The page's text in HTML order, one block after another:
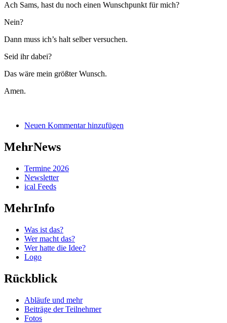
Ach Sams, hast du noch einen Wunschpunkt für mich?
Nein?
Dann muss ich’s halt selber versuchen.
Seid ihr dabei?
Das wäre mein größter Wunsch.
Amen.
Neuen Kommentar hinzufügen
MehrNews
Termine 2026
Newsletter
ical Feeds
MehrInfo
Was ist das?
Wer macht das?
Wer hatte die Idee?
Logo
Rückblick
Abläufe und mehr
Beiträge der Teilnehmer
Fotos